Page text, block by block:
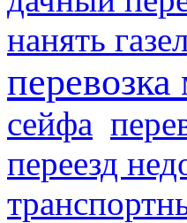
нанять
сейфа
переезд